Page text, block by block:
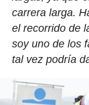
carrera larga.
el recorrido de
soy uno de los
tal vez podría